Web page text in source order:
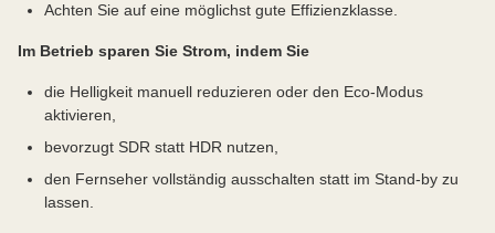
Achten Sie auf eine möglichst gute Effizienzklasse.
Im Betrieb sparen Sie Strom, indem Sie
die Helligkeit manuell reduzieren oder den Eco-Modus
aktivieren,
bevorzugt SDR statt HDR nutzen,
den Fernseher vollständig ausschalten statt im Stand-by zu
lassen.